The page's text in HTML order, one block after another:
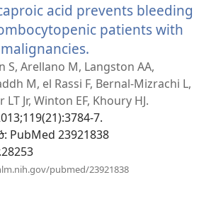
acid prevents bleeding
patients with
է
նոր
պատուհան)
S, Arellano M, Langston AA,
M, el Rassi F, Bernal-Mizrachi L,
Jr, Winton EF, Khoury HJ.
7.
‎: PubMed 23921838
pubmed/23921838